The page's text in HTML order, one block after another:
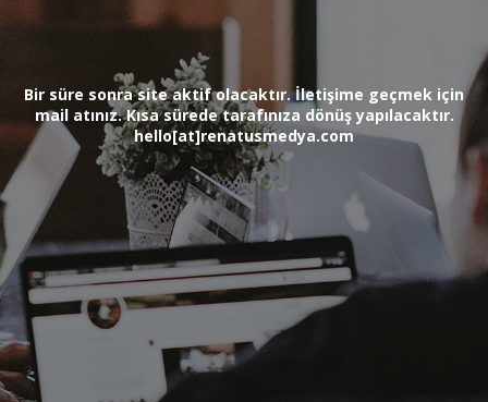
Bir süre sonra site aktif olacaktır. İletişime geçmek için
mail atınız. Kısa sürede tarafınıza dönüş yapılacaktır.
hello[at]renatusmedya.com